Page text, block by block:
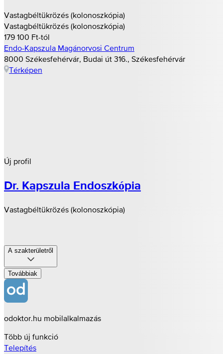
Vastagbéltükrözés (kolonoszkópia)
Vastagbéltükrözés (kolonoszkópia)
179 100 Ft-tól
Endo-Kapszula Magánorvosi Centrum
8000 Székesfehérvár, Budai út 316., Székesfehérvár
Térképen
Új profil
Dr. Kapszula Endoszkópia
Vastagbéltükrözés (kolonoszkópia)
A szakterületről
Továbbiak
odoktor.hu mobilalkalmazás
Több új funkció
Telepítés